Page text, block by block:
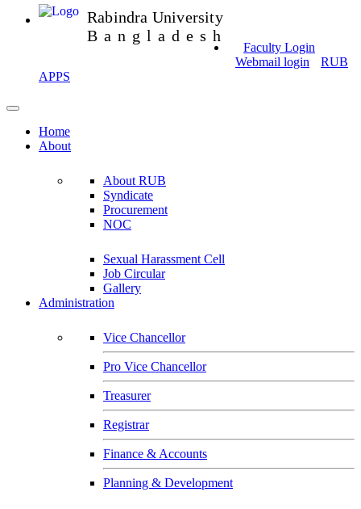
Rabindra University
Bangladesh
Faculty Login
Webmail login
RUB
APPS
Home
About
About RUB
Syndicate
Procurement
NOC
Sexual Harassment Cell
Job Circular
Gallery
Administration
Vice Chancellor
Pro Vice Chancellor
Treasurer
Registrar
Finance & Accounts
Planning & Development